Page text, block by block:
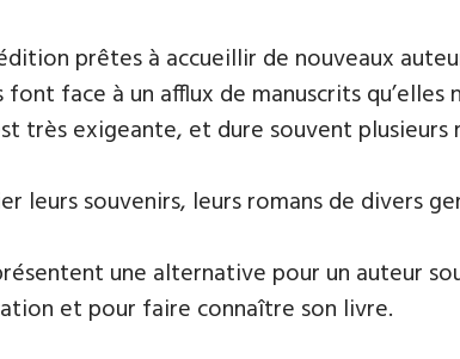
prêtes à accueillir de nouveaux
face à un afflux de manuscrits
très exigeante, et dure souvent plusieurs
leurs souvenirs, leurs ​romans de divers
une alternative pour un auteur
et pour faire connaître son livre.